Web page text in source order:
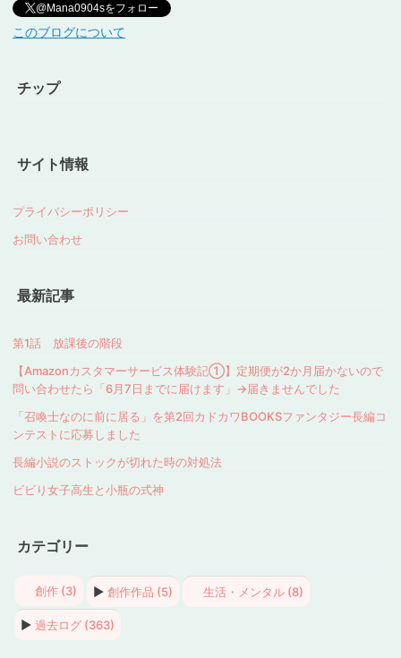
@Mana0904sをフォロー
このブログについて
チップ
サイト情報
プライバシーポリシー
お問い合わせ
最新記事
第1話 放課後の階段
【Amazonカスタマーサービス体験記①】定期便が2か月届かないので
問い合わせたら「6月7日までに届けます」→届きませんでした
「召喚士なのに前に居る」を第2回カドカワBOOKSファンタジー長編コ
ンテストに応募しました
長編小説のストックが切れた時の対処法
ビビり女子高生と小瓶の式神
カテゴリー
創作 (3) ▶ 創作作品 (5) 生活・メンタル (8)
▶ 過去ログ (363)